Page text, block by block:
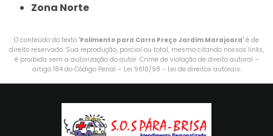
Zona Norte
O conteúdo do texto "Polimento para Carro Preço Jardim Marajoara" é de
direito reservado. Sua reprodução, parcial ou total, mesmo citando nossos links,
é proibida sem a autorização do autor. Crime de violação de direito autoral –
artigo 184 do Código Penal – Lei 9610/98 - Lei de direitos autorais.